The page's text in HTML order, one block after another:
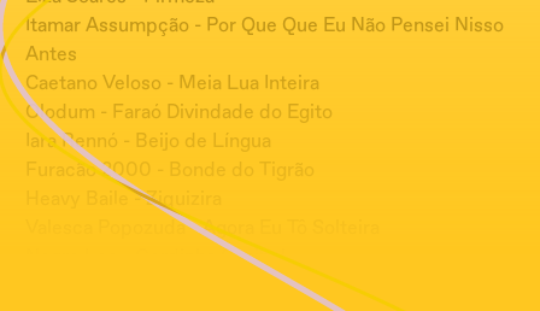
Itamar Assumpção - Por Que Que Eu Não Pensei Nisso
Antes
Caetano Veloso - Meia Lua Inteira
Olodum - Faraó Divindade do Egito
Iara Rennó - Beijo de Língua
Furacão 2000 - Bonde do Tigrão
Heavy Baile - Ziquizira
Valesca Popozuda - Agora Eu Tô Solteira
Negro Leo - Gordinha Canibal